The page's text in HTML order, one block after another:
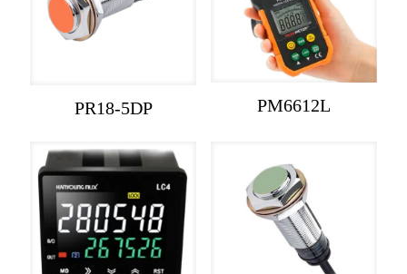
PR18-5DP PM6612L